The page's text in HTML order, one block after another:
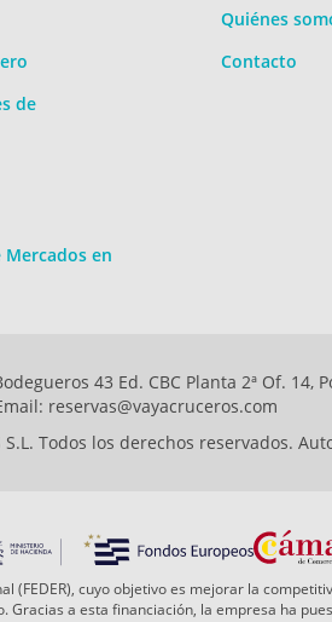
de
en
Quiénes
Contacto
43 Ed. CBC Planta 2ª Of. 14,
reservas@vayacruceros.com
S.L. Todos los derechos reservados.
(FEDER), cuyo objetivo es mejorar la
a esta financiación, la empresa ha